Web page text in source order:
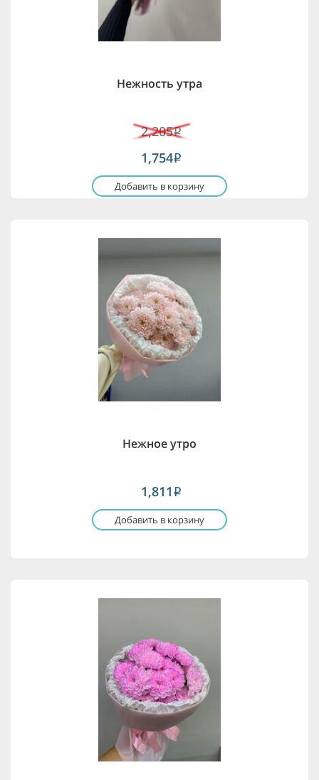
Нежность утра
2,205i
1,754i
Добавить в корзину
Нежное утро
1,811 i
Добавить в корзину